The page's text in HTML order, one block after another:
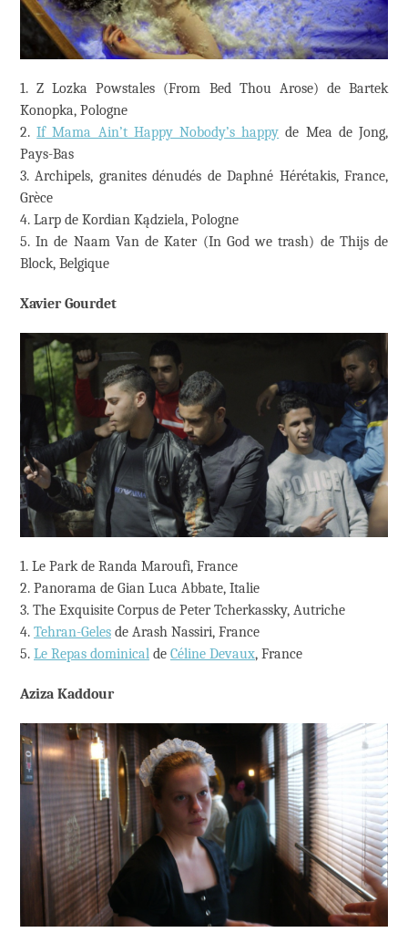
1. Z Lozka Powstales (From Bed Thou Arose) de Bartek
Konopka, Pologne
2.If Mama Ain’t Happy Nobody’s happy de Mea de Jong,
Pays-Bas
3. Archipels, granites dénudés de Daphné Hérétakis, France,
Grèce
4. Larp de Kordian Kądziela, Pologne
5. In de Naam Van de Kater (In God we trash) de Thijs de
Block, Belgique
Xavier Gourdet
1. Le Park de Randa Maroufi, France
2. Panorama de Gian Luca Abbate, Italie
3. The Exquisite Corpus de Peter Tcherkassky, Autriche
4. Tehran-Geles de Arash Nassiri, France
5. Le Repas dominical de Céline Devaux, France
Aziza Kaddour